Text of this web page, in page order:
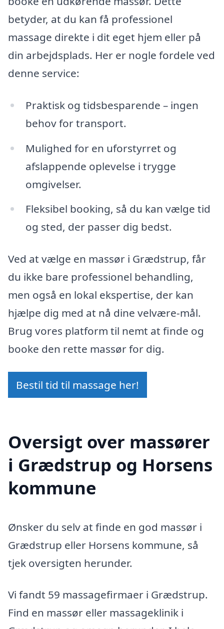
betyder, at du kan få professionel
massage direkte i dit eget hjem eller på
din arbejdsplads. Her er nogle fordele ved
denne service:
Praktisk og tidsbesparende – ingen
behov for transport.
Mulighed for en uforstyrret og
afslappende oplevelse i trygge
omgivelser.
Fleksibel booking, så du kan vælge tid
og sted, der passer dig bedst.
Ved at vælge en massør i Grædstrup, får
du ikke bare professionel behandling,
men også en lokal ekspertise, der kan
hjælpe dig med at nå dine velvære-mål.
Brug vores platform til nemt at finde og
booke den rette massør for dig.
Bestil tid til massage her!
Oversigt over massører
i Grædstrup og Horsens
kommune
Ønsker du selv at finde en god massør i
Grædstrup eller Horsens kommune, så
tjek oversigten herunder.
Vi fandt 59 massagefirmaer i Grædstrup.
Find en massør eller massageklinik i